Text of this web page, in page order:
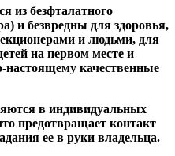
из безфталатного
и безвредны для здоровья,
и людьми, для
на первом месте и
настоящему качественные
в индивидуальных
предотвращает контакт
ее в руки владельца.